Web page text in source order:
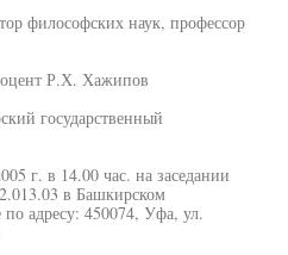
философских наук, профессор
Р.Х. Хажипов
государственный
г. в 14.00 час. на заседании
в Башкирском
по адресу: 450074, Уфа, ул.